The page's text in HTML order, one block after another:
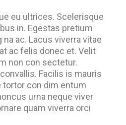
eu ultrices. Scelerisque
in. Egestas pretium
na ac. Lacus viverra vitae
ac felis donec et. Velit
non con sectetur.
Facilis is mauris
tortor con dim entum
urna neque viver
quam viverra orci